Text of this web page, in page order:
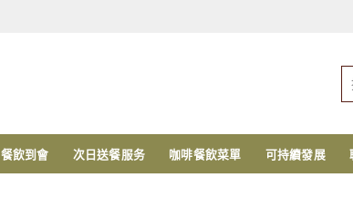
餐飲到會 次日送餐服务 咖啡餐飲菜單 可持續發展